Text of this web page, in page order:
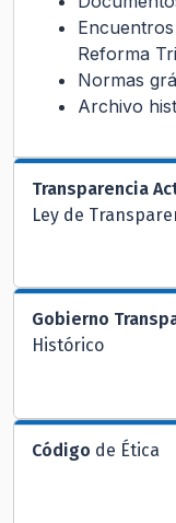
Reforma
Normas
Archivo
Transparencia
Ley de
Gobierno
Histórico
Código de Ética